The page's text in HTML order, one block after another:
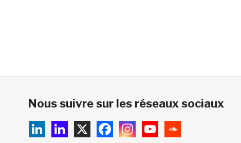
Nous suivre sur les réseaux sociaux